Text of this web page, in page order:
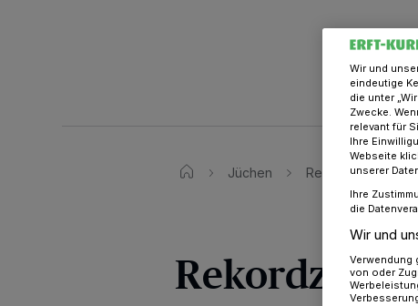
Jüchen Rekordzeit für
Rekordzeit
Wir und
eindeutige
die unter
Zwecke.
relevant für
Ihre
Webseite
unserer
Ihre
die
Wir und
Verwendung
von oder